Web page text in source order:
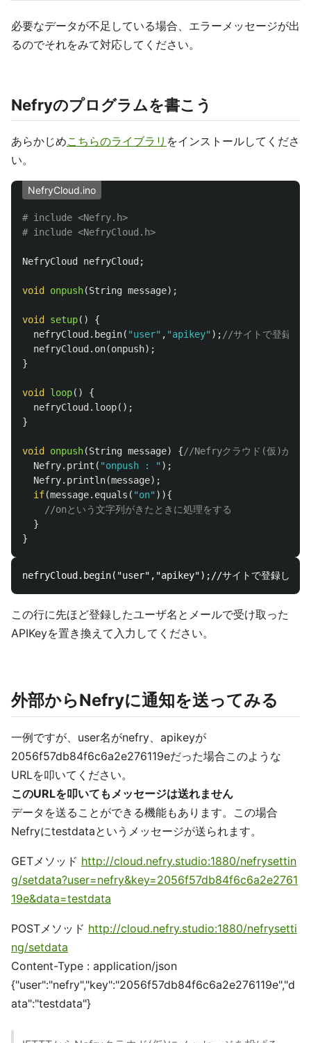
必要なデータが不足している場合、エラーメッセージが出
るのでそれをみて対応してください。
Nefryのプログラムを書こう
あらかじめこちらのライブラリ をインストールしてくださ
い。
NefryCloud.ino
# include <Nefry.h>
NefryCloud nefryCloud ;
void onpush(String message);
void setup()
{
nefryCloud . begin( "user" , "apikey" ); //サイトで登録し
nefryCloud . on(onpush);
}
void loop()
{
nefryCloud . loop();
}
void onpush(String message) {//Nefryクラウド(仮)から通
Nefry. print ( "onpush : " );
Nefry. println(message);
if(message. equals ( "on" )){
//onという文字列がきたときに処理をする
}
}
この行に先ほど登録したユーザ名とメールで受け取った
APIKeyを置き換えて入力してください。
外部からNefryに通知を送ってみる
一例ですが、user名がnefry、apikeyが
2056f57db84f6c6a2e276119eだった場合このような
URLを叩いてください。
このURLを叩いてもメッセージは送れません
データを送ることができる機能もあります。この場合
Nefryにtestdataというメッセージが送られます。
GETメソッド http://cloud.nefry.studio:1880/nefrysettin
g/setdata?user=nefry&key=2056f57db84f6c6a2e2761
19e&data=testdata
POSTメソッド http://cloud.nefry.studio:1880/nefrysetti
ng/setdata
Content-Type : application/json
{"user":"nefry","key":"2056f57db84f6c6a2e276119e","d
ata":"testdata"}